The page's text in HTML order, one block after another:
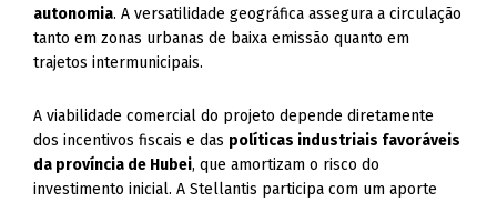
autonomia. A versatilidade geográfica assegura a circulação
tanto em zonas urbanas de baixa emissão quanto em
trajetos intermunicipais.
A viabilidade comercial do projeto depende diretamente
dos incentivos fiscais e das políticas industriais favoráveis
da província de Hubei, que amortizam o risco do
investimento inicial. A Stellantis participa com um aporte